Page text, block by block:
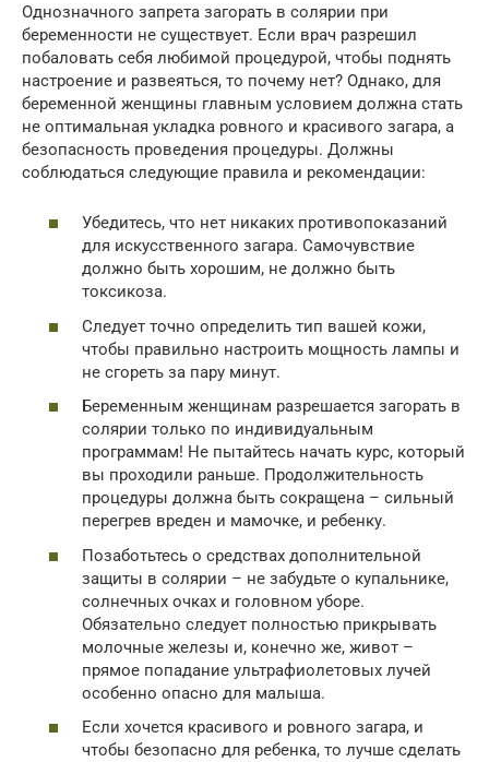
Однозначного запрета загорать в солярии при
беременности не существует. Если врач разрешил
побаловать себя любимой процедурой, чтобы поднять
настроение и развеяться, то почему нет? Однако, для
беременной женщины главным условием должна стать
не оптимальная укладка ровного и красивого загара, а
безопасность проведения процедуры. Должны
соблюдаться следующие правила и рекомендации:
Убедитесь, что нет никаких противопоказаний
для искусственного загара. Самочувствие
должно быть хорошим, не должно быть
токсикоза.
Следует точно определить тип вашей кожи,
чтобы правильно настроить мощность лампы и
не сгореть за пару минут.
Беременным женщинам разрешается загорать в
солярии только по индивидуальным
программам! Не пытайтесь начать курс, который
вы проходили раньше. Продолжительность
процедуры должна быть сокращена – сильный
перегрев вреден и мамочке, и ребенку.
Позаботьтесь о средствах дополнительной
защиты в солярии – не забудьте о купальнике,
солнечных очках и головном уборе.
Обязательно следует полностью прикрывать
молочные железы и, конечно же, живот –
прямое попадание ультрафиолетовых лучей
особенно опасно для малыша.
Если хочется красивого и ровного загара, и
чтобы безопасно для ребенка, то лучше сделать